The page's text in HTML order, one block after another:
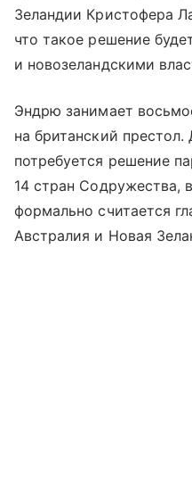
Зеландии Кристофера
что такое решение
и новозеландскими
Эндрю занимает
на британский
потребуется решение
14 стран Содружества,
формально считается
Австралия и Новая